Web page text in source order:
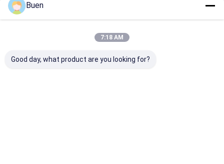
প্রস্তাবিত পণ্য
Buen
7:18 AM
Good day, what product are you looking for?